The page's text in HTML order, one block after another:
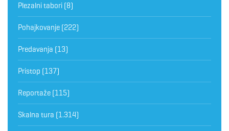
Plezalni tabori (8)
Pohajkovanje (222)
Predavanja (13)
Pristop (137)
Reportaže (115)
Skalna tura (1.314)